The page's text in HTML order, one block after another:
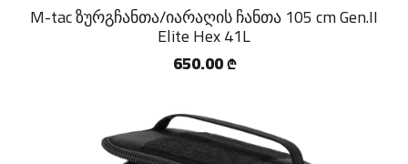
M-tac ზურგჩანთა/იარაღის ჩანთა 105 cm Gen.II
Elite Hex 41L
650.00 ₾